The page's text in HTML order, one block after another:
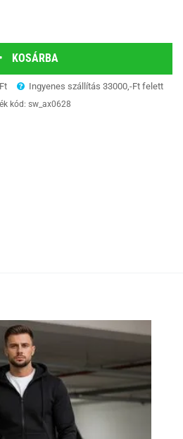
KOSÁRBA
Ingyenes szállítás 33000,-Ft felett
kód: sw_ax0628